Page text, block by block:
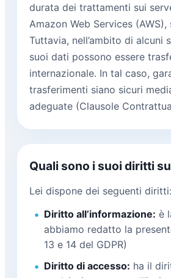
durata dei trattamenti sui
Amazon Web Services
Tuttavia, nell’ambito di alcuni
suoi dati possono essere
internazionale. In tal caso,
trasferimenti siano sicuri
adeguate (Clausole
Quali sono i suoi diritti
Lei dispone dei seguenti diritti:
Diritto all’informazione: è
abbiamo redatto la
13 e 14 del GDPR)
Diritto di accesso: ha il